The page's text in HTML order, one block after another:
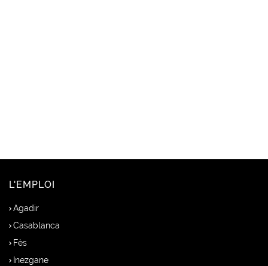
L'EMPLOI
Agadir
Casablanca
Fès
Inezgane